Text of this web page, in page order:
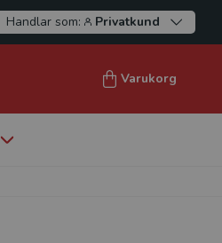
Handlar som: Privatkund
Varukorg